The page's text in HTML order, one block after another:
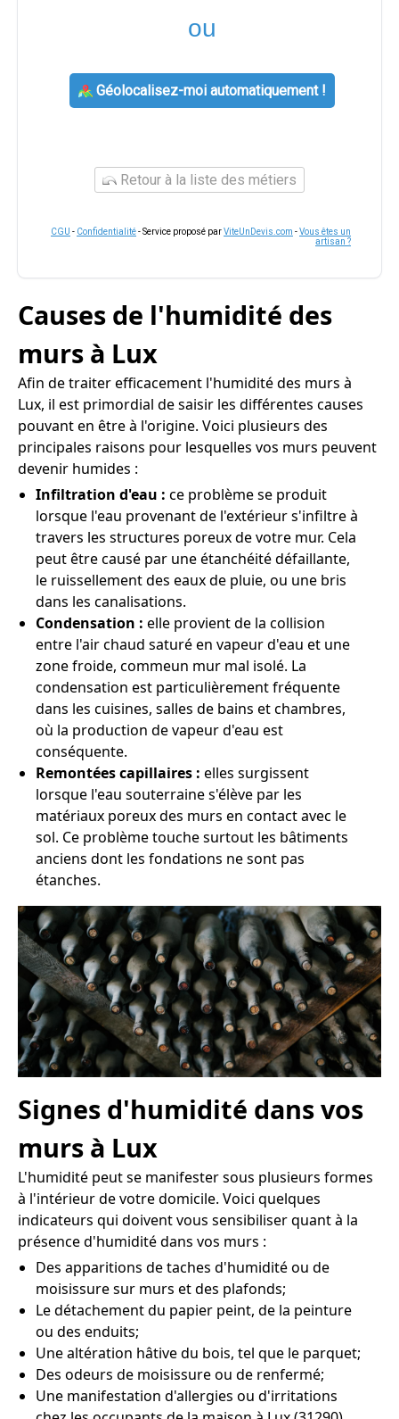
ou
Géolocalisez-moi automatiquement !
Retour à la liste des métiers
CGU - Confidentialité- Service proposé parViteUnDevis.com -Vous êtes un
artisan ?
Causes de l'humidité des
murs à Lux
Afin de traiter efficacement l'humidité des murs à
Lux, il est primordial de saisir les différentes causes
pouvant en être à l'origine. Voici plusieurs des
principales raisons pour lesquelles vos murs peuvent
devenir humides :
Infiltration d'eau : ce problème se produit
lorsque l'eau provenant de l'extérieur s'infiltre à
travers les structures poreux de votre mur. Cela
peut être causé par une étanchéité défaillante,
le ruissellement des eaux de pluie, ou une bris
dans les canalisations.
Condensation : elle provient de la collision
entre l'air chaud saturé en vapeur d'eau et une
zone froide, commeun mur mal isolé. La
condensation est particulièrement fréquente
dans les cuisines, salles de bains et chambres,
où la production de vapeur d'eau est
conséquente.
Remontées capillaires : elles surgissent
lorsque l'eau souterraine s'élève par les
matériaux poreux des murs en contact avec le
sol. Ce problème touche surtout les bâtiments
anciens dont les fondations ne sont pas
étanches.
Signes d'humidité dans vos
murs à Lux
L'humidité peut se manifester sous plusieurs formes
à l'intérieur de votre domicile. Voici quelques
indicateurs qui doivent vous sensibiliser quant à la
présence d'humidité dans vos murs :
Des apparitions de taches d'humidité ou de
moisissure sur murs et des plafonds;
Le détachement du papier peint, de la peinture
ou des enduits;
Une altération hâtive du bois, tel que le parquet;
Des odeurs de moisissure ou de renfermé;
Une manifestation d'allergies ou d'irritations